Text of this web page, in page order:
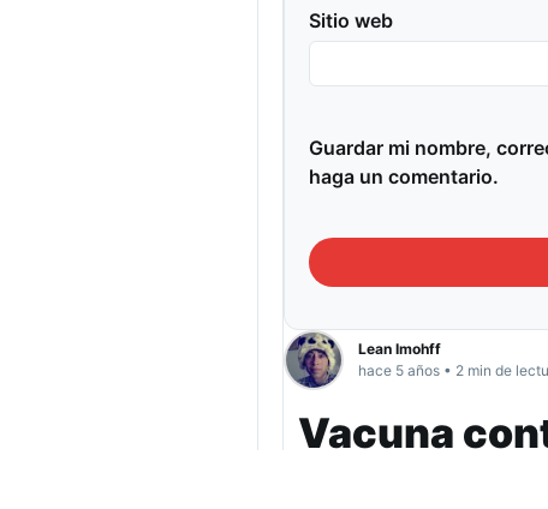
Sitio web
Guardar mi nombre,
haga un comentario.
Lean Imohff
hace 5 años • 2 min de
Vacuna